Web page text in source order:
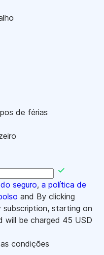
de férias
seguro, a política de
and By clicking
starting on
will be charged 45 USD
condições